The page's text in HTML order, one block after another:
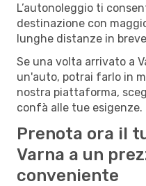
L’autonoleggio ti
destinazione con
lunghe distanze in
Se una volta arrivato a
un'auto, potrai farlo in
nostra piattaforma,
confà alle tue esigenze.
Prenota ora il
Varna a un
conveniente